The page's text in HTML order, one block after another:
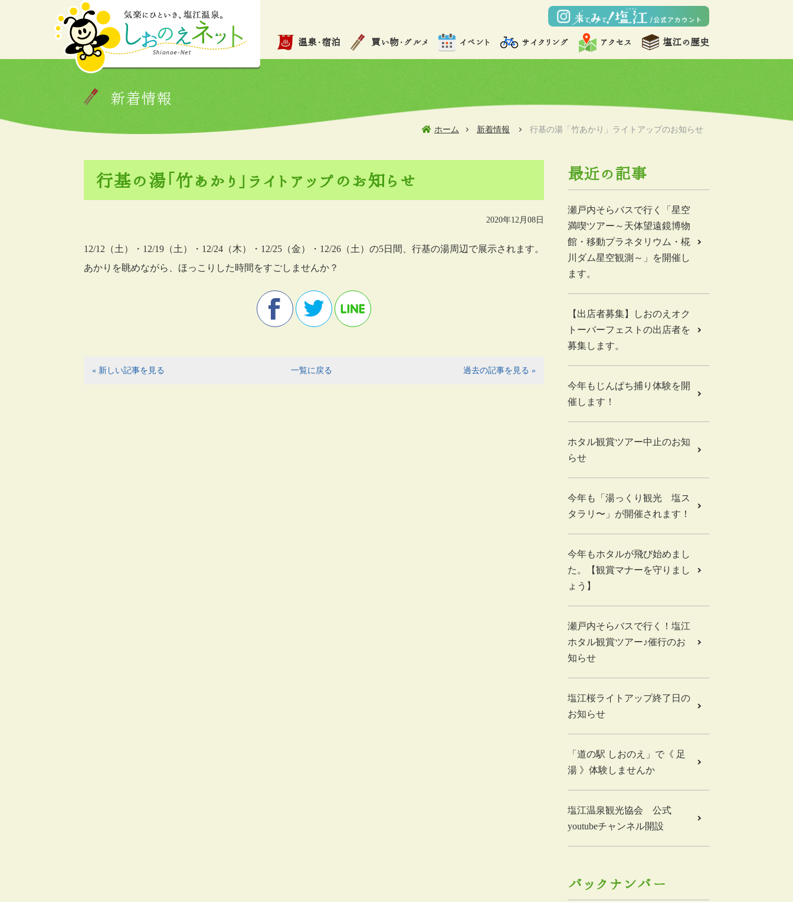
温泉・宿泊 買い物・グルメ イベント サイクリング アクセス 塩江の歴史
新着情報
ホーム 新着情報 行基の湯「竹あかり」ライトアップのお知らせ
行基の湯「竹あかり」ライトアップのお知らせ
2020年12月08日
12/12（土）・12/19（土）・12/24（木）・12/25（金）・12/26（土）の5日間、行基の湯周辺で展示されます。
あかりを眺めながら、ほっこりした時間をすごしませんか？
« 新しい記事を見る 一覧に戻る 過去の記事を見る »
最近の記事
瀬戸内そらバスで行く「星空
満喫ツアー～天体望遠鏡博物
館・移動プラネタリウム・椛
川ダム星空観測～」を開催し
ます。
【出店者募集】しおのえオク
トーバーフェストの出店者を
募集します。
今年もじんぱち捕り体験を開
催します！
ホタル観賞ツアー中止のお知
らせ
今年も「湯っくり観光 塩ス
タラリ〜」が開催されます！
今年もホタルが飛び始めまし
た。【観賞マナーを守りまし
ょう】
瀬戸内そらバスで行く！塩江
ホタル観賞ツアー♪催行のお
知らせ
塩江桜ライトアップ終了日の
お知らせ
「道の駅 しおのえ」で《 足
湯 》体験しませんか
塩江温泉観光協会 公式
youtubeチャンネル開設
バックナンバー